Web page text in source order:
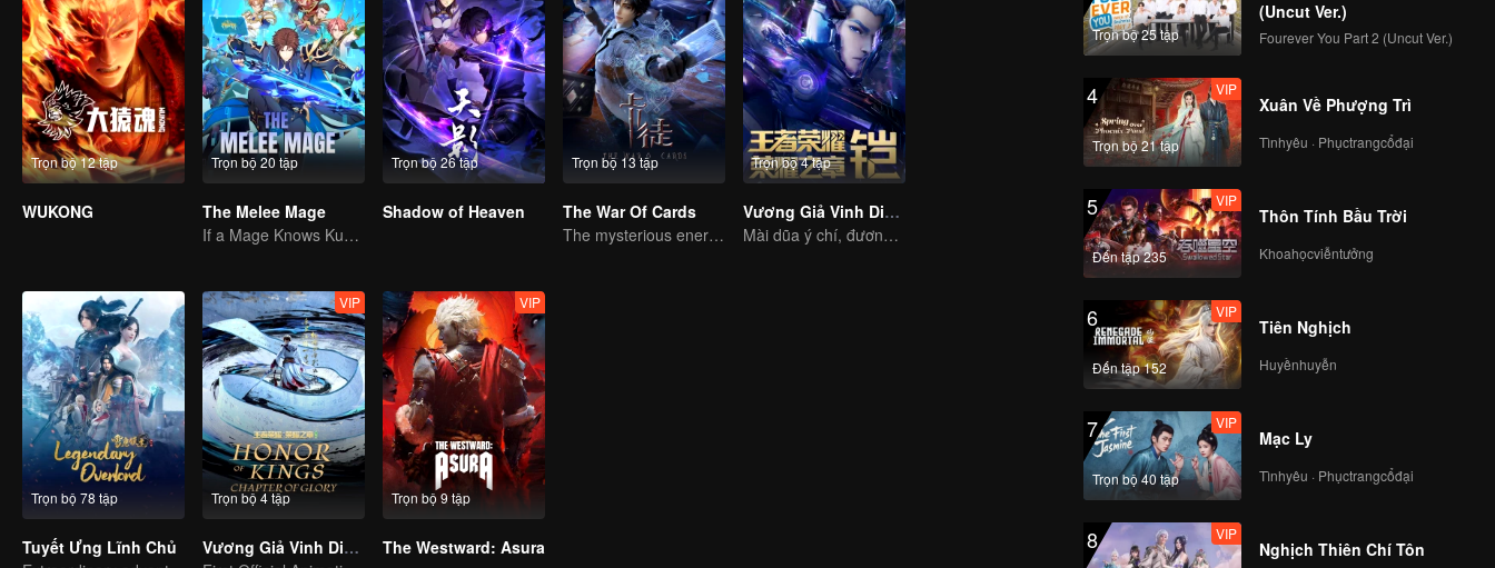
Trọn bộ 12 tập
WUKONG
Trọn bộ 20 tập
The Melee Mage
If a Mage Knows Kung Fu, No One Can Stop Him
Trọn bộ 26 tập
Shadow of Heaven
Trọn bộ 13 tập
The War Of Cards
The mysterious energy from cards caused a war, how did Chen Mu handle it?
Trọn bộ 4 tập
Vương Giả Vinh Diệu - Vinh Diệu Chi Chương: Mệnh Vận Thiên
Mài dũa ý chí, đương đầu số phận
Trọn bộ 78 tập
Tuyết Ưng Lĩnh Chủ
Trọn bộ 4 tập
VIP
Vương Giả Vinh Diệu - Vinh Diệu Chi Chương: Thành Toái Nguyệt
Trọn bộ 9 tập
VIP
The Westward: Asura
Trọn bộ 25 tập
(Uncut Ver.)
Fourever You Part 2 (Uncut Ver.)
4
Trọn bộ 21 tập
VIP
Xuân Về Phượng Trì
Tìnhyêu · Phụctrangcổđại
5
Đến tập 235
VIP
Thôn Tính Bầu Trời
Khoahọcviễntưởng
6
Đến tập 152
VIP
Tiên Nghịch
Huyềnhuyễn
7
Trọn bộ 40 tập
VIP
Mạc Ly
Tìnhyêu · Phụctrangcổđại
8 VIP
Nghịch Thiên Chí Tôn